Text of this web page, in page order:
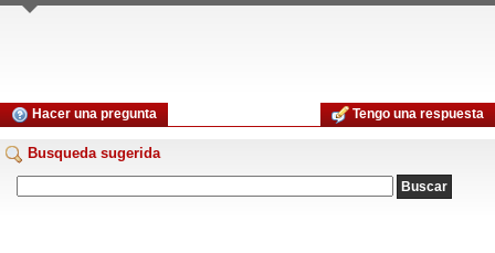
Hacer una pregunta Tengo una respuesta
Busqueda sugerida